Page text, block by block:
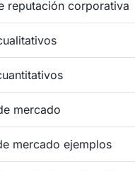
reputación corporativa
mercado
mercado ejemplos